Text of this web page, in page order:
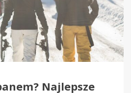
Najlepsze